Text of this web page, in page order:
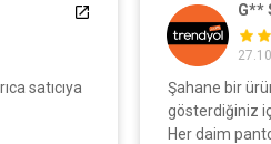
satıcıya
G**
Şahane bir
gösterdiğiniz
Her daim